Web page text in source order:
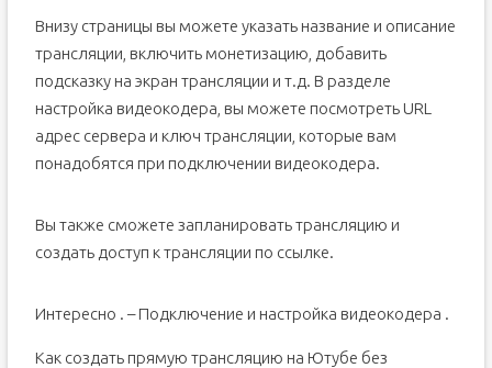
Внизу страницы вы можете указать название и описание
трансляции, включить монетизацию, добавить
подсказку на экран трансляции и т.д. В разделе
настройка видеокодера, вы можете посмотреть URL
адрес сервера и ключ трансляции, которые вам
понадобятся при подключении видеокодера.
Вы также сможете запланировать трансляцию и
создать доступ к трансляции по ссылке.
Интересно . – Подключение и настройка видеокодера .
Как создать прямую трансляцию на Ютубе без